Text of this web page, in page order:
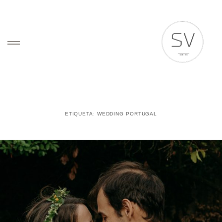
VÍDEO
Sobre Nós
Clientes
ETIQUETA: WEDDING PORTUGAL